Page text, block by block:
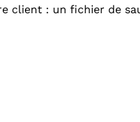
: un fichier de